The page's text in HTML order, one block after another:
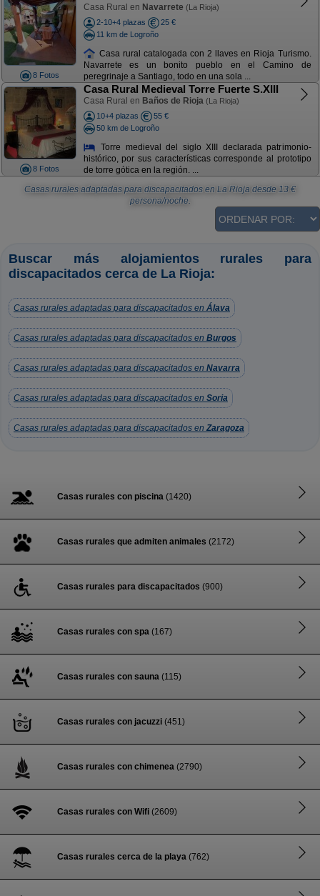
8 Fotos
Casa Rural en Navarrete (La Rioja)
2-10+4 plazas
25 €
11 km de Logroño
Casa rural catalogada con 2 llaves en Rioja Turismo.
Navarrete es un bonito pueblo en el Camino de
peregrinaje a Santiago, todo en una sola ...
8 Fotos
Casa Rural Medieval Torre Fuerte S.XIII
Casa Rural en Baños de Rioja (La Rioja)
10+4 plazas
55 €
50 km de Logroño
Torre medieval del siglo XIII declarada patrimonio-
histórico, por sus características corresponde al prototipo
de torre gótica en la región. ...
Casas rurales adaptadas para discapacitados en La Rioja desde 13 €
persona/noche.
Buscar más alojamientos rurales para
discapacitados cerca de La Rioja:
Casas rurales adaptadas para discapacitados en Álava
Casas rurales adaptadas para discapacitados en Burgos
Casas rurales adaptadas para discapacitados en Navarra
Casas rurales adaptadas para discapacitados en Soria
Casas rurales adaptadas para discapacitados en Zaragoza
Casas rurales con piscina (1420)
Casas rurales que admiten animales (2172)
Casas rurales para discapacitados (900)
Casas rurales con spa (167)
Casas rurales con sauna (115)
Casas rurales con jacuzzi (451)
Casas rurales con chimenea (2790)
Casas rurales con Wifi (2609)
Casas rurales cerca de la playa (762)